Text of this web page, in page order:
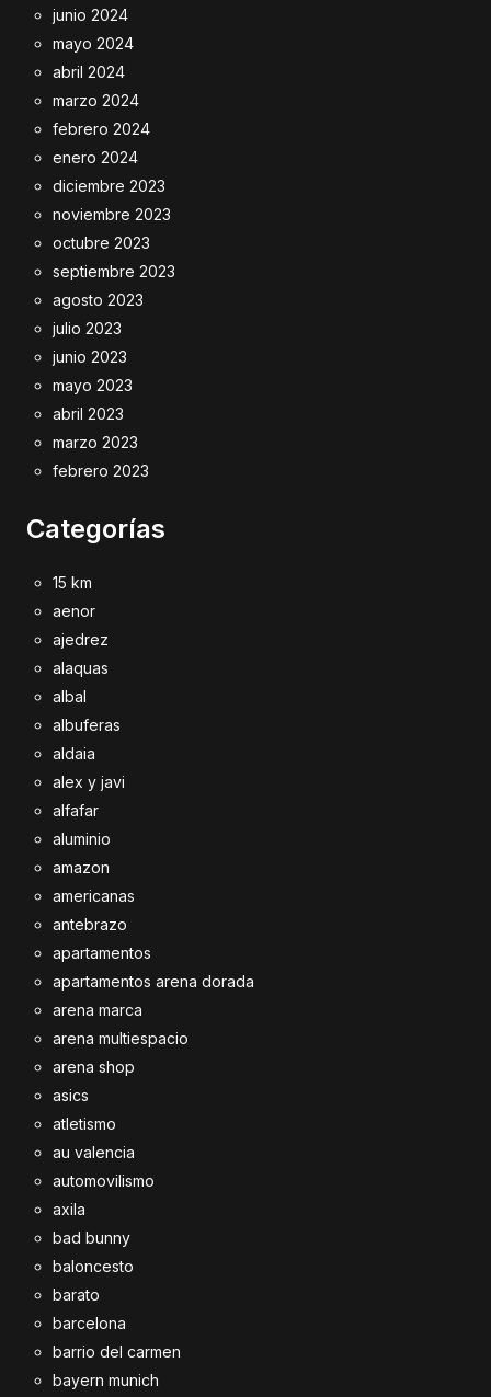
junio 2024
mayo 2024
abril 2024
marzo 2024
febrero 2024
enero 2024
diciembre 2023
noviembre 2023
octubre 2023
septiembre 2023
agosto 2023
julio 2023
junio 2023
mayo 2023
abril 2023
marzo 2023
febrero 2023
Categorías
15 km
aenor
ajedrez
alaquas
albal
albuferas
aldaia
alex y javi
alfafar
aluminio
amazon
americanas
antebrazo
apartamentos
apartamentos arena dorada
arena marca
arena multiespacio
arena shop
asics
atletismo
au valencia
automovilismo
axila
bad bunny
baloncesto
barato
barcelona
barrio del carmen
bayern munich